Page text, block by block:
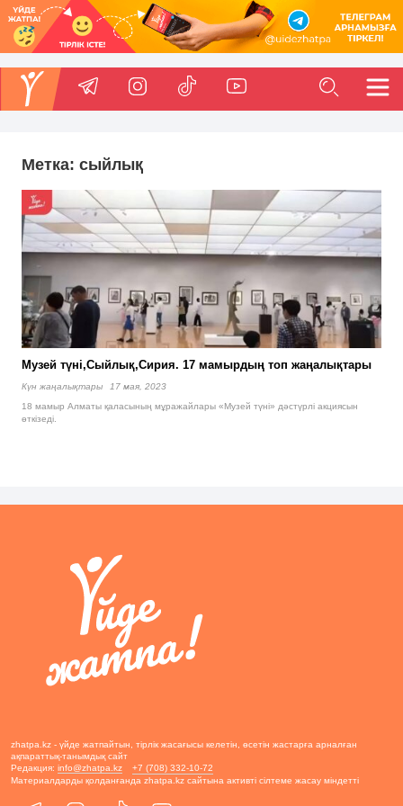
Метка: сыйлық
Музей түні,Сыйлық,Сирия. 17 мамырдың топ жаңалықтары
Күн жаңалықтары
17 мая, 2023
18 мамыр Алматы қаласының мұражайлары «Музей түні» дәстүрлі акциясын
өткізеді.
zhatpa.kz - үйде жатпайтын, тірлік жасағысы келетін, өсетін жастарға арналған
ақпараттық-танымдық сайт
Редакция: info@zhatpa.kz
+7 (708) 332-10-72
Материалдарды қолданғанда zhatpa.kz сайтына активті сілтеме жасау міндетті